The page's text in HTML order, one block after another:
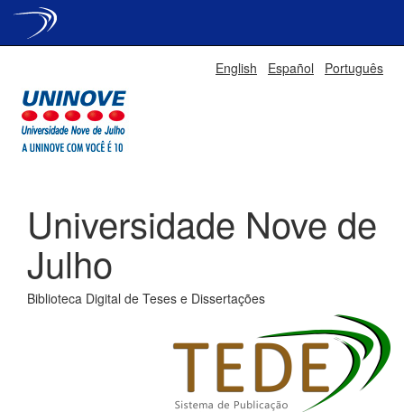
English Español Português
Universidade Nove de
Julho
Biblioteca Digital de Teses e Dissertações